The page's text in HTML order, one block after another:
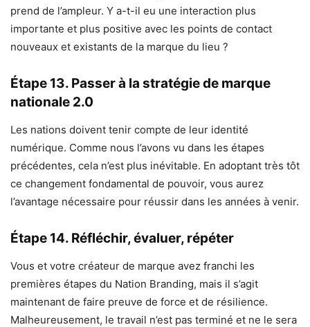
prend de l’ampleur. Y a-t-il eu une interaction plus
importante et plus positive avec les points de contact
nouveaux et existants de la marque du lieu ?
Étape 13. Passer à la stratégie de marque
nationale 2.0
Les nations doivent tenir compte de leur identité
numérique. Comme nous l’avons vu dans les étapes
précédentes, cela n’est plus inévitable. En adoptant très tôt
ce changement fondamental de pouvoir, vous aurez
l’avantage nécessaire pour réussir dans les années à venir.
Étape 14. Réfléchir, évaluer, répéter
Vous et votre créateur de marque avez franchi les
premières étapes du Nation Branding, mais il s’agit
maintenant de faire preuve de force et de résilience.
Malheureusement, le travail n’est pas terminé et ne le sera